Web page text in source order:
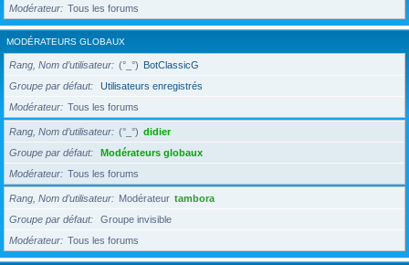
Modérateur
Tous les forums
MODÉRATEURS GLOBAUX
Rang, Nom d’utilisateur (°_°) BotClassicG
Groupe par défaut
Utilisateurs enregistrés
Modérateur
Tous les forums
Rang, Nom d’utilisateur (°_°) didier
Groupe par défaut
Modérateurs globaux
Modérateur
Tous les forums
Rang, Nom d’utilisateur Modérateur tambora
Groupe par défaut
Groupe invisible
Modérateur
Tous les forums